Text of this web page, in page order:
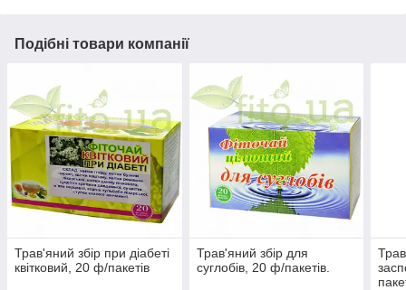
Подібні товари компанії
Трав'яний збір при діабеті
квітковий, 20 ф/пакетів
Трав'яний збір для
суглобів, 20 ф/пакетів.